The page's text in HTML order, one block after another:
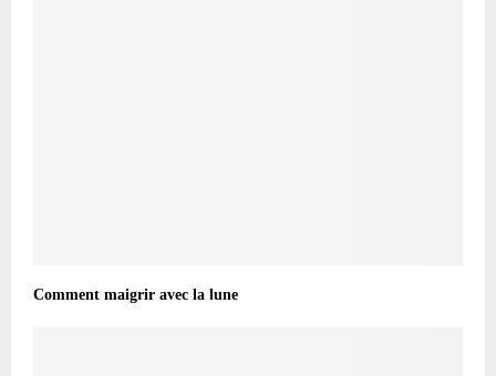
Comment maigrir avec la lune